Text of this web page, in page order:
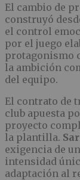
El cambio de
construyó
el control
por el juego
protagonismo
la ambición
del equipo.
El contrato de
club apuesta
proyecto
la plantilla.
exigencia de
intensidad
adaptación al